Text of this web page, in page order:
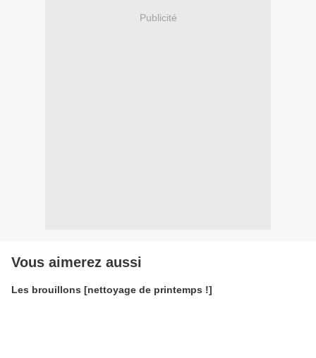
Publicité
Vous aimerez aussi
Les brouillons [nettoyage de printemps !]